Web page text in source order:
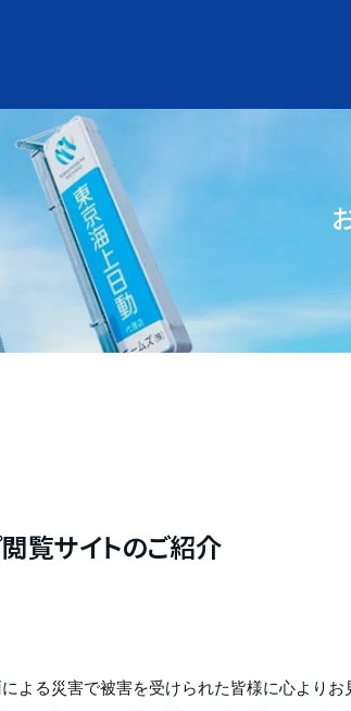
覧サイトのご紹介
よる災害で被害を受けられた皆様に心よりお